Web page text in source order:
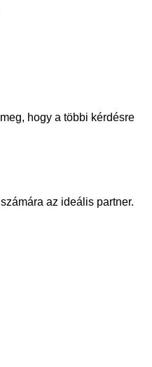
hogy a többi kérdésre
az ideális partner.